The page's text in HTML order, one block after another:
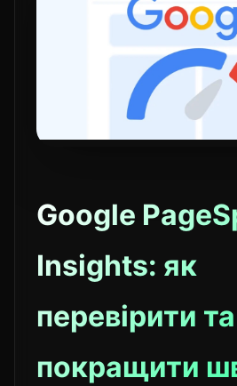
Google
Insights: як
перевірити та
покращити